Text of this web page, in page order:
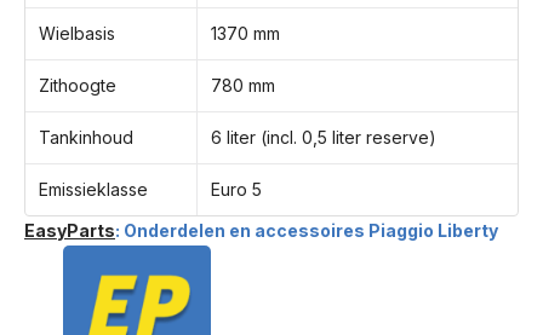
Wielbasis 1370 mm
Zithoogte 780 mm
Tankinhoud 6 liter (incl. 0,5 liter reserve)
Emissieklasse
Euro 5
EasyParts: Onderdelen en accessoires Piaggio Liberty